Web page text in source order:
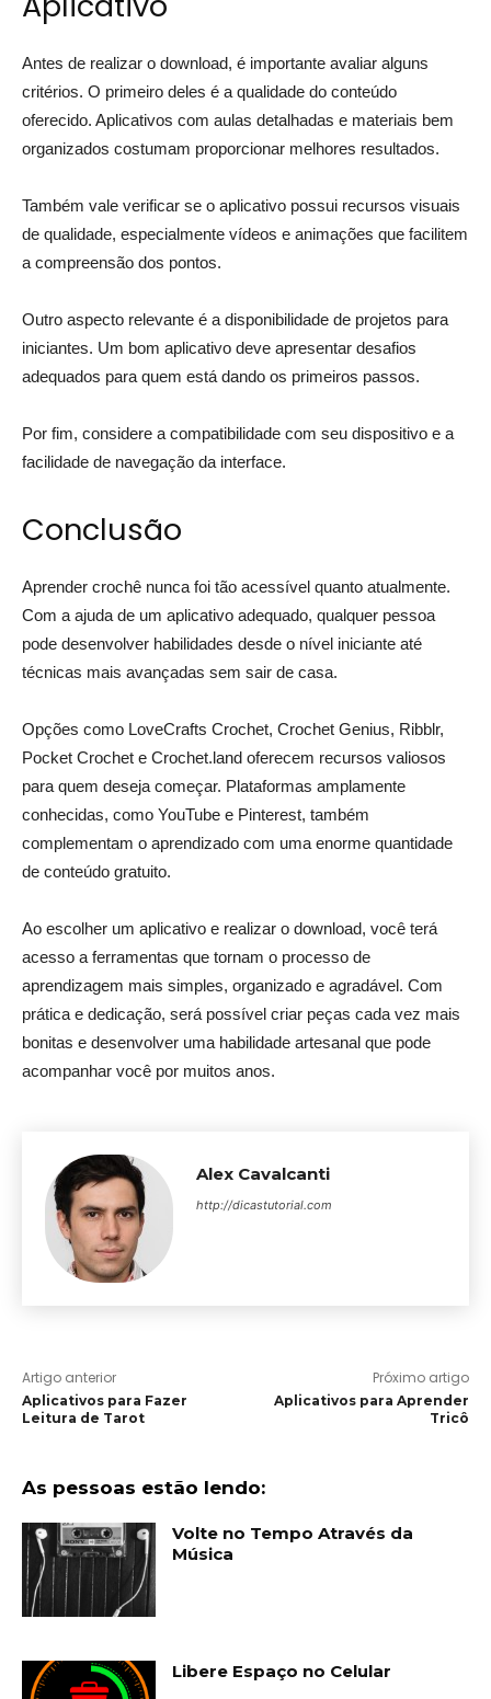
Antes de realizar o download, é importante avaliar alguns
critérios. O primeiro deles é a qualidade do conteúdo
oferecido. Aplicativos com aulas detalhadas e materiais bem
organizados costumam proporcionar melhores resultados.
Também vale verificar se o aplicativo possui recursos visuais
de qualidade, especialmente vídeos e animações que facilitem
a compreensão dos pontos.
Outro aspecto relevante é a disponibilidade de projetos para
iniciantes. Um bom aplicativo deve apresentar desafios
adequados para quem está dando os primeiros passos.
Por fim, considere a compatibilidade com seu dispositivo e a
facilidade de navegação da interface.
Conclusão
Aprender crochê nunca foi tão acessível quanto atualmente.
Com a ajuda de um aplicativo adequado, qualquer pessoa
pode desenvolver habilidades desde o nível iniciante até
técnicas mais avançadas sem sair de casa.
Opções como LoveCrafts Crochet, Crochet Genius, Ribblr,
Pocket Crochet e Crochet.land oferecem recursos valiosos
para quem deseja começar. Plataformas amplamente
conhecidas, como YouTube e Pinterest, também
complementam o aprendizado com uma enorme quantidade
de conteúdo gratuito.
Ao escolher um aplicativo e realizar o download, você terá
acesso a ferramentas que tornam o processo de
aprendizagem mais simples, organizado e agradável. Com
prática e dedicação, será possível criar peças cada vez mais
bonitas e desenvolver uma habilidade artesanal que pode
acompanhar você por muitos anos.
Alex Cavalcanti
http://dicastutorial.com
Artigo anterior
Aplicativos para Fazer
Leitura de Tarot
Próximo artigo
Aplicativos para Aprender
Tricô
As pessoas estão lendo:
Volte no Tempo Através da
Música
Libere Espaço no Celular